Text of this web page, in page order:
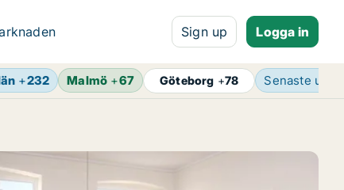
Sign up Logga in
+232 Malmö +67 Göteborg +78 Senaste